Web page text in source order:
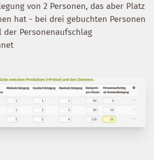
von 2 Personen, das aber Platz
hat - bei drei gebuchten Personen
der Personenaufschlag